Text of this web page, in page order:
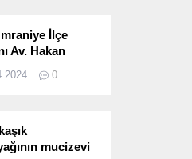
İlçe
Av. Hakan
0
mucizevi